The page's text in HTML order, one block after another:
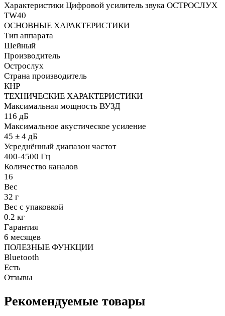
Характеристики Цифровой усилитель звука ОСТРОСЛУХ
TW40
ОСНОВНЫЕ ХАРАКТЕРИСТИКИ
Тип аппарата
Шейный
Производитель
Острослух
Страна производитель
КНР
ТЕХНИЧЕСКИЕ ХАРАКТЕРИСТИКИ
Максимальная мощность ВУЗД
116 дБ
Максимальное акустическое усиление
45 ± 4 дБ
Усреднённый диапазон частот
400-4500 Гц
Количество каналов
16
Вес
32 г
Вес с упаковкой
0.2 кг
Гарантия
6 месяцев
ПОЛЕЗНЫЕ ФУНКЦИИ
Bluetooth
Есть
Отзывы
Рекомендуемые товары